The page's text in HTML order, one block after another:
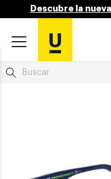
Descubre la